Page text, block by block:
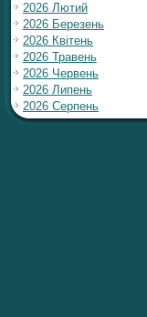
2026 Лютий
2026 Березень
2026 Квітень
2026 Травень
2026 Червень
2026 Липень
2026 Серпень